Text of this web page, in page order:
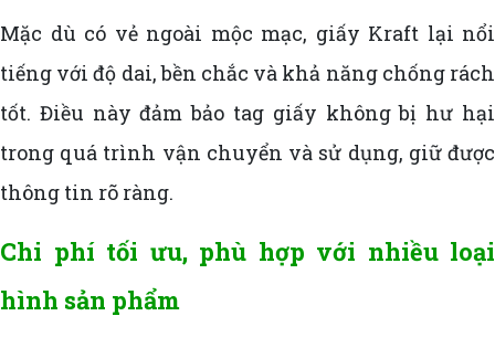
Mặc dù có vẻ ngoài mộc mạc, giấy Kraft lại nổi
tiếng với độ dai, bền chắc và khả năng chống rách
tốt. Điều này đảm bảo tag giấy không bị hư hại
trong quá trình vận chuyển và sử dụng, giữ được
thông tin rõ ràng.
Chi phí tối ưu, phù hợp với nhiều loại
hình sản phẩm